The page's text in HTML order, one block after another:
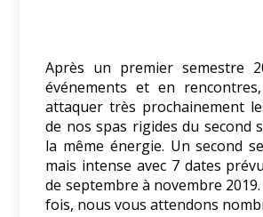
Après un premier semestre
événements et en
attaquer très prochainement
de nos spas rigides du second
la même énergie. Un second
mais intense avec 7 dates
de septembre à novembre
fois, nous vous attendons